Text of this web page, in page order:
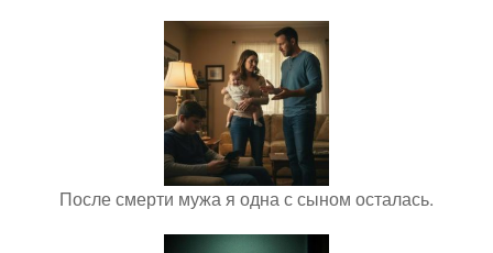
После смерти мужа я одна с сыном осталась.